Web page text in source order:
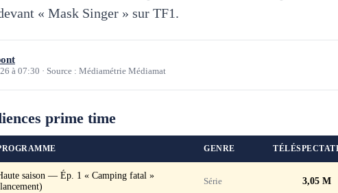
« Mask Singer » sur TF1.
à 07:30 · Source : Médiamétrie Médiamat
prime time
GENRE
saison — Ép. 1 « Camping fatal »
Série 3,05 M